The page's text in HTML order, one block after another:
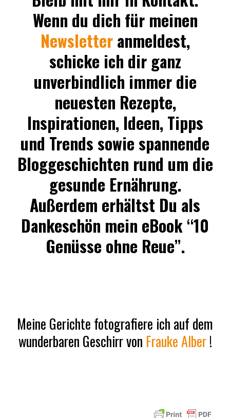
Wenn du dich für meinen
Newsletteranmeldest,
schicke ich dir ganz
unverbindlich immer die
neuesten Rezepte,
Inspirationen, Ideen, Tipps
und Trends sowie spannende
Bloggeschichten rund um die
gesunde Ernährung.
Außerdem erhältst Du als
Dankeschön mein eBook “10
Genüsse ohne Reue”.
Meine Gerichte fotografiere ich auf dem
wunderbaren Geschirr von Frauke Alber!